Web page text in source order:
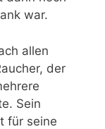
war.
allen
der
Sein
für seine